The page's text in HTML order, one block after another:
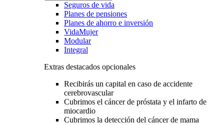
Seguros de vida
Planes de pensiones
Planes de ahorro e inversión
VidaMujer
Modular
Integral
Extras destacados opcionales
Recibirás un capital en caso de accidente
cerebrovascular
Cubrimos el cáncer de próstata y el infarto de
miocardio
Cubrimos la detección del cáncer de mama